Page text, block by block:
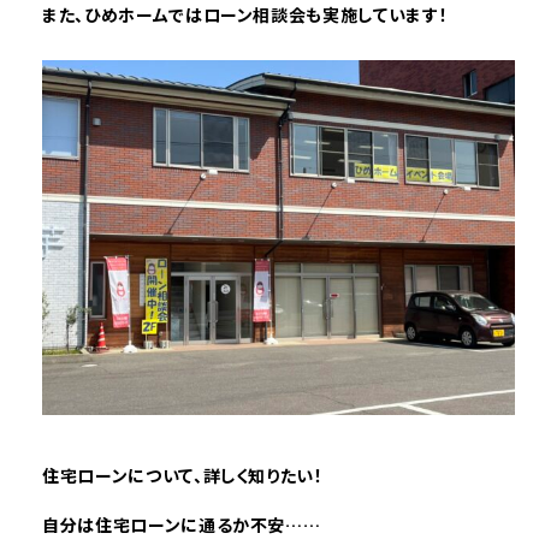
また、ひめホームではローン相談会も実施しています！
住宅ローンについて、詳しく知りたい！
自分は住宅ローンに通るか不安……